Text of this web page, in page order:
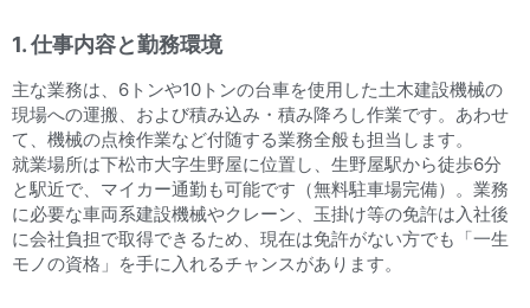
1. 仕事内容と勤務環境
主な業務は、6トンや10トンの台車を使用した土木建設機械の
現場への運搬、および積み込み・積み降ろし作業です。あわせ
て、機械の点検作業など付随する業務全般も担当します。
就業場所は下松市大字生野屋に位置し、生野屋駅から徒歩6分
と駅近で、マイカー通勤も可能です（無料駐車場完備）。業務
に必要な車両系建設機械やクレーン、玉掛け等の免許は入社後
に会社負担で取得できるため、現在は免許がない方でも「一生
モノの資格」を手に入れるチャンスがあります。